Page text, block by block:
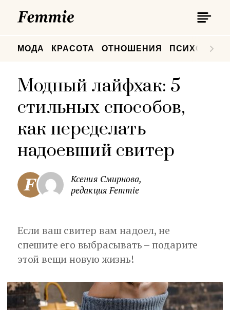
МОДА КРАСОТА ОТНОШЕНИЯ
Модный лайфхак: 5
стильных способов,
как переделать
надоевший свитер
Ксения Смирнова,
редакция Femmie
Если ваш свитер вам надоел, не
спешите его выбрасывать – подарите
этой вещи новую жизнь!